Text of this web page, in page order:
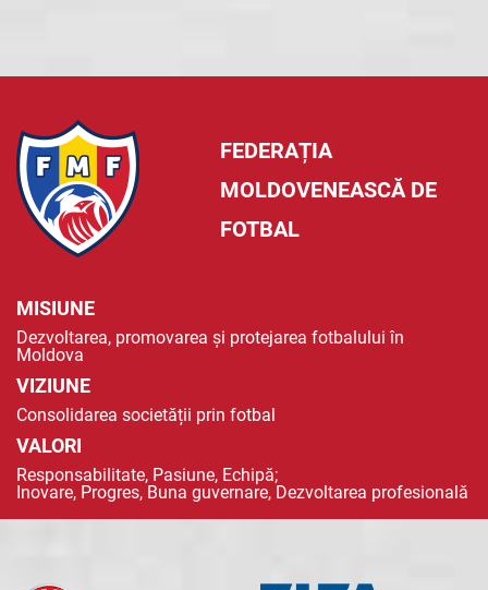
FEDERAȚIA
MOLDOVENEASCĂ DE
FOTBAL
MISIUNE
Dezvoltarea, promovarea și protejarea fotbalului în
Moldova
VIZIUNE
Consolidarea societății prin fotbal
VALORI
Responsabilitate, Pasiune, Echipă;
Inovare, Progres, Buna guvernare, Dezvoltarea profesională